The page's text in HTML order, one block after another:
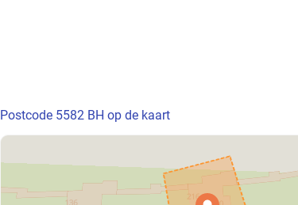
Postcode 5582 BH op de kaart